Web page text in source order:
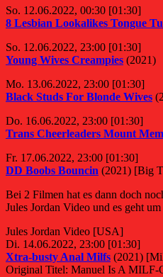
So. 12.06.2022, 00:30 [01:30]
8 Lesbian Lookalikes Tongue
So. 12.06.2022, 23:00 [01:30]
Young Wives Creampies (2021)
Mo. 13.06.2022, 23:00 [01:30]
Black Studs For Blonde Wives
Do. 16.06.2022, 23:00 [01:30]
Trans Cheerleaders Mount
Fr. 17.06.2022, 23:00 [01:30]
DD Boobs Bouncin (2021) [Big
Bei 2 Filmen hat es dann doch
Jules Jordan Video und es geht
Jules Jordan Video [USA]
Di. 14.06.2022, 23:00 [01:30]
Xtra-busty Anal Milfs (2021)
Original Titel: Manuel Is A MILF-